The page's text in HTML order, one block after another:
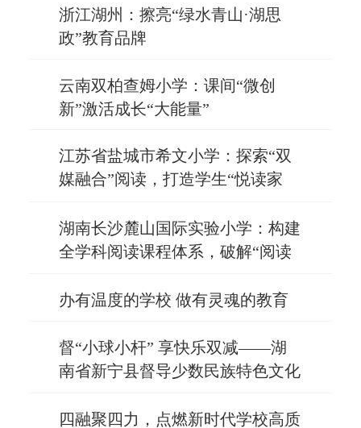
浙江湖州：擦亮“绿水青山·湖思
政”教育品牌
云南双柏查姆小学：课间“微创
新”激活成长“大能量”
江苏省盐城市希文小学：探索“双
媒融合”阅读，打造学生“悦读家
湖南长沙麓山国际实验小学：构建
全学科阅读课程体系，破解“阅读
办有温度的学校 做有灵魂的教育
督“小球小杆” 享快乐双减——湖
南省新宁县督导少数民族特色文化
四融聚四力，点燃新时代学校高质